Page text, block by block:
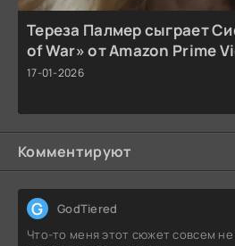
Тереза Палмер сыграет
of War» от Amazon Prime
17-01-2026
Комментируют
G GodTiered
Что-то меня этот сюжет совсем